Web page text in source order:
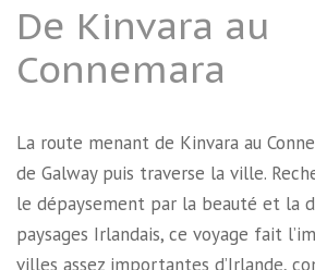
De Kinvara au
Connemara
La route menant de Kinvara au
de Galway puis traverse la ville.
le dépaysement par la beauté et la
paysages Irlandais, ce voyage fait
villes assez importantes d’Irlande,